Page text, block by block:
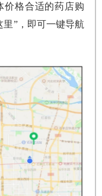
价格合适的药店购
”，即可一键导航